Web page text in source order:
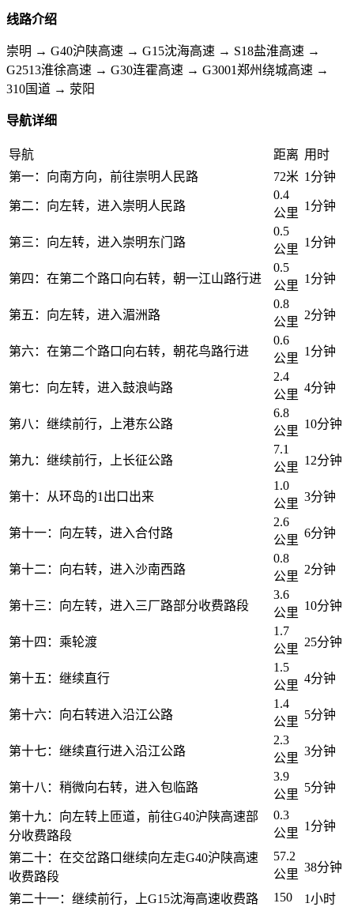
线路介绍
崇明 → G40沪陕高速 → G15沈海高速 → S18盐淮高速 →
G2513淮徐高速 → G30连霍高速 → G3001郑州绕城高速 →
310国道 → 荥阳
导航详细
导航 距离 用时
第一：向南方向，前往崇明人民路
72米 1分钟
第二：向左转，进入崇明人民路
0.4
公里
1分钟
第三：向左转，进入崇明东门路
0.5
公里
1分钟
第四：在第二个路口向右转，朝一江山路行进
0.5
公里
1分钟
第五：向左转，进入湄洲路
0.8
公里
2分钟
第六：在第二个路口向右转，朝花鸟路行进
0.6
公里
1分钟
第七：向左转，进入鼓浪屿路
2.4
公里
4分钟
第八：继续前行，上港东公路
6.8
公里
10分钟
第九：继续前行，上长征公路
7.1
公里
12分钟
第十：从环岛的1出口出来
1.0
公里
3分钟
第十一：向左转，进入合付路
2.6
公里
6分钟
第十二：向右转，进入沙南西路
0.8
公里
2分钟
第十三：向左转，进入三厂路部分收费路段
3.6
公里
10分钟
第十四：乘轮渡
1.7
公里
25分钟
第十五：继续直行
1.5
公里
4分钟
第十六：向右转进入沿江公路
1.4
公里
5分钟
第十七：继续直行进入沿江公路
2.3
公里
3分钟
第十八：稍微向右转，进入包临路
3.9
公里
5分钟
第十九：向左转上匝道，前往G40沪陕高速部
分收费路段
0.3
公里
1分钟
第二十：在交岔路口继续向左走G40沪陕高速
收费路段
57.2
公里
38分钟
第二十一：继续前行，上G15沈海高速收费路 150 1小时